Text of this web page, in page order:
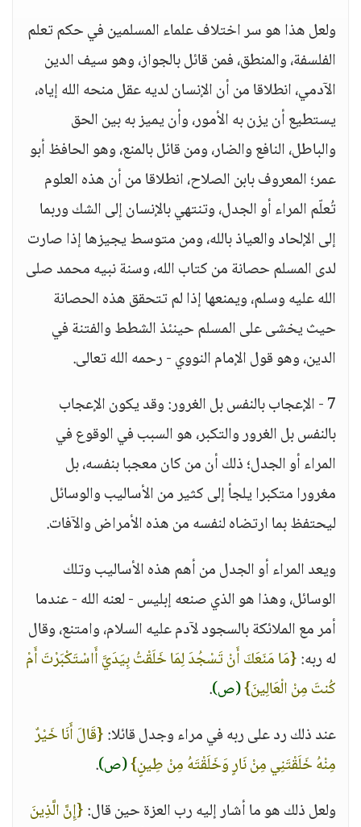
ولعل هذا هو سر اختلاف علماء المسلمين في حكم تعلم
الفلسفة، والمنطق، فمن قائل بالجواز، وهو سيف الدين
الآدمي، انطلاقا من أن الإنسان لديه عقل منحه الله إياه،
يستطيع أن يزن به الأمور، وأن يميز به بين الحق
والباطل، النافع والضار، ومن قائل بالمنع، وهو الحافظ أبو
عمر؛ المعروف بابن الصلاح، انطلاقا من أن هذه العلوم
تُعلّم المراء أو الجدل، وتنتهي بالإنسان إلى الشك وربما
إلى الإلحاد والعياذ بالله، ومن متوسط يجيزها إذا صارت
لدى المسلم حصانة من كتاب الله، وسنة نبيه محمد صلى
الله عليه وسلم، ويمنعها إذا لم تتحقق هذه الحصانة
حيث يخشى على المسلم حينئذ الشطط والفتنة في
الدين، وهو قول الإمام النووي - رحمه الله تعالى.
7 - الإعجاب بالنفس بل الغرور: وقد يكون الإعجاب
بالنفس بل الغرور والتكبر، هو السبب في الوقوع في
المراء أو الجدل؛ ذلك أن من كان معجبا بنفسه، بل
مغرورا متكبرا يلجأ إلى كثير من الأساليب والوسائل
ليحتفظ بما ارتضاه لنفسه من هذه الأمراض والآفات.
ويعد المراء أو الجدل من أهم هذه الأساليب وتلك
الوسائل، وهذا هو الذي صنعه إبليس - لعنه الله - عندما
أمر مع الملائكة بالسجود لآدم عليه السلام، وامتنع، وقال
له ربه:{مَا مَنَعَكَ أَنْ تَسْجُدَ لِمَا خَلَقْتُ بِيَدَيَّ أَاسْتَكْبَرْتَ أَمْ
كُنتَ مِنْ الْعَالِينَ}(ص).
عند ذلك رد على ربه في مراء وجدل قائلا:{قَالَ أَنَا خَيْرٌ
مِنْهُ خَلَقْتَنِي مِنْ نَارٍ وَخَلَقْتَهُ مِنْ طِينٍ}(ص).
ولعل ذلك هو ما أشار إليه رب العزة حين قال:{إِنَّ الَّذِينَ